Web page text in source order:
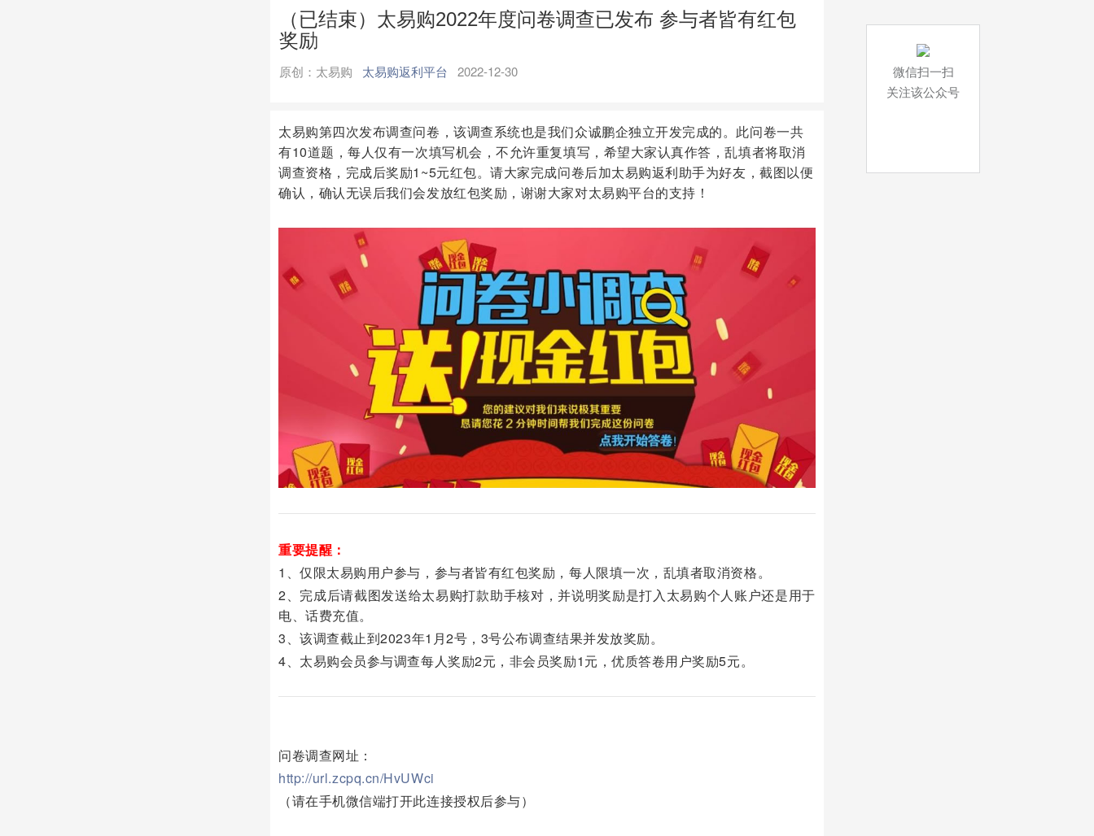
（已结束）太易购2022年度问卷调查已发布 参与者皆有红包
奖励
原创：太易购 太易购返利平台 2022-12-30
太易购第四次发布调查问卷，该调查系统也是我们众诚鹏企独立开发完成的。此问卷一共
有10道题，每人仅有一次填写机会，不允许重复填写，希望大家认真作答，乱填者将取消
调查资格，完成后奖励1~5元红包。请大家完成问卷后加太易购返利助手为好友，截图以便
确认，确认无误后我们会发放红包奖励，谢谢大家对太易购平台的支持！
重要提醒：
1、仅限太易购用户参与，参与者皆有红包奖励，每人限填一次，乱填者取消资格。
2、完成后请截图发送给太易购打款助手核对，并说明奖励是打入太易购个人账户还是用于
电、话费充值。
3、该调查截止到2023年1月2号，3号公布调查结果并发放奖励。
4、太易购会员参与调查每人奖励2元，非会员奖励1元，优质答卷用户奖励5元。
问卷调查网址：
http://url.zcpq.cn/HvUWci
（请在手机微信端打开此连接授权后参与）
微信扫一扫
关注该公众号